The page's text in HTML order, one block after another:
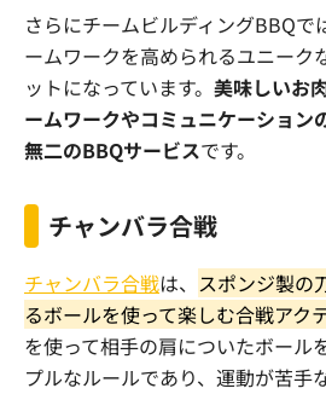
さらにチームビルディングBBQで
ームワークを高められるユニーク
ットになっています。 美味しいお
ームワークやコミュニケーション
無二のBBQサービスです。
チャンバラ合戦
チャンバラ合戦は、 スポンジ製の
るボールを使って楽しむ合戦アク
を使って相手の肩についたボール
プルなルールであり、運動が苦手